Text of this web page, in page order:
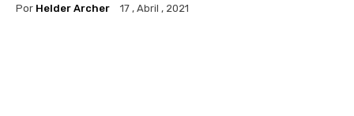
Por Helder Archer 17 , Abril , 2021